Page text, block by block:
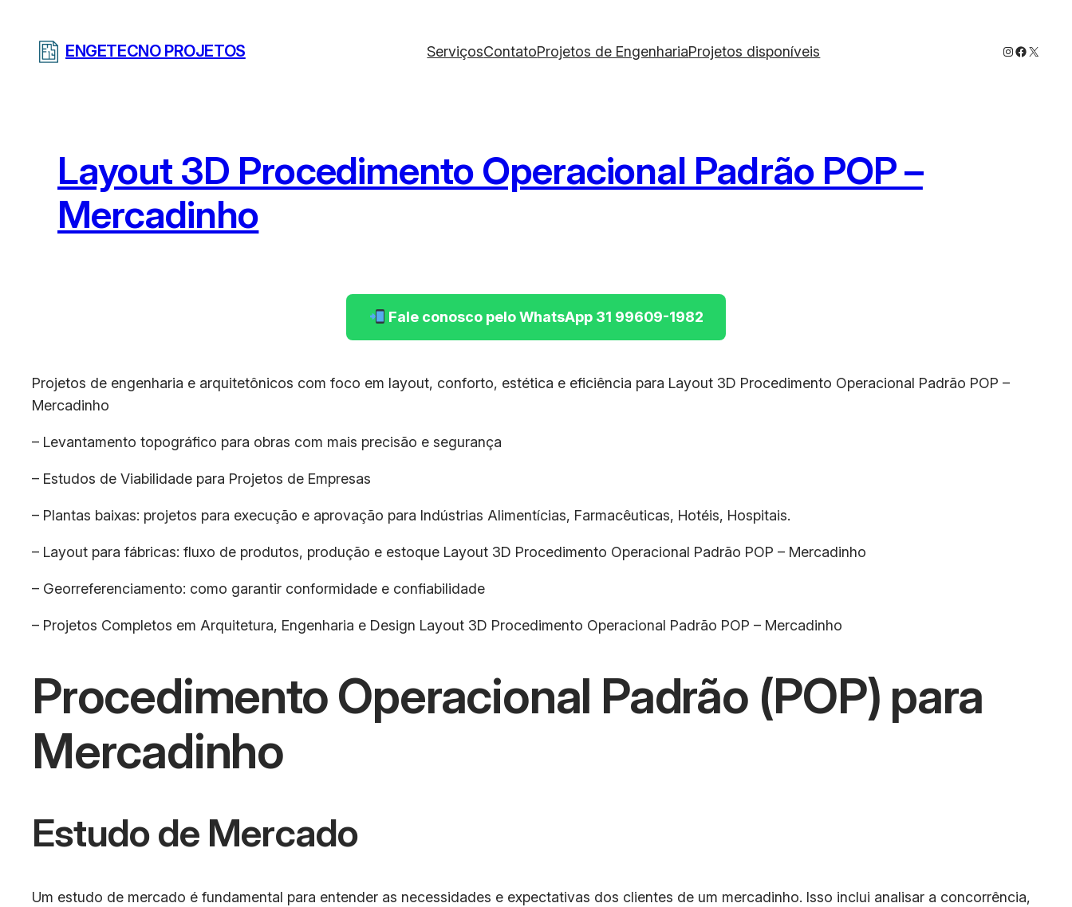
ENGETECNO PROJETOS ServiçosContatoProjetos de EngenhariaProjetos disponíveis Instagram
X
Layout 3D Procedimento Operacional Padrão POP –
Mercadinho
Fale conosco pelo WhatsApp 31 99609-1982
Projetos de engenharia e arquitetônicos com foco em layout, conforto, estética e eficiência para Layout 3D Procedimento Operacional Padrão POP –
Mercadinho
– Levantamento topográfico para obras com mais precisão e segurança
– Estudos de Viabilidade para Projetos de Empresas
– Plantas baixas: projetos para execução e aprovação para Indústrias Alimentícias, Farmacêuticas, Hotéis, Hospitais.
– Layout para fábricas: fluxo de produtos, produção e estoque Layout 3D Procedimento Operacional Padrão POP – Mercadinho
– Georreferenciamento: como garantir conformidade e confiabilidade
– Projetos Completos em Arquitetura, Engenharia e Design Layout 3D Procedimento Operacional Padrão POP – Mercadinho
Procedimento Operacional Padrão (POP) para
Mercadinho
Estudo de Mercado
Um estudo de mercado é fundamental para entender as necessidades e expectativas dos clientes de um mercadinho. Isso inclui analisar a concorrência,